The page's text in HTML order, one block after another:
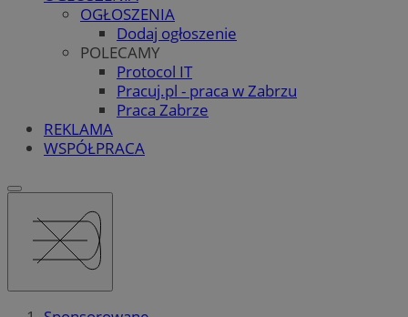
OGŁOSZENIA
Dodaj ogłoszenie
POLECAMY
Protocol IT
Pracuj.pl - praca w Zabrzu
Praca Zabrze
REKLAMA
WSPÓŁPRACA